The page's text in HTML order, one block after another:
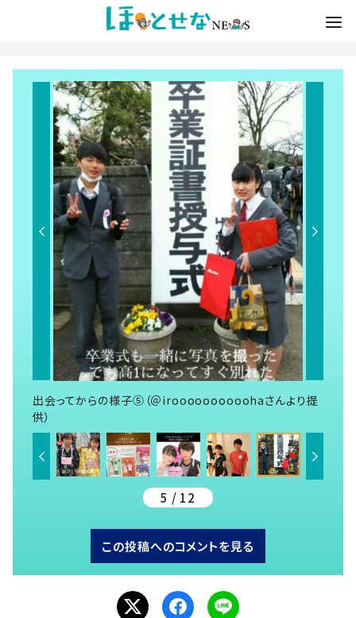
出会ってからの様子⑤（＠iroooooooooohaさんより提
供）
5 / 12
この投稿へのコメントを見る